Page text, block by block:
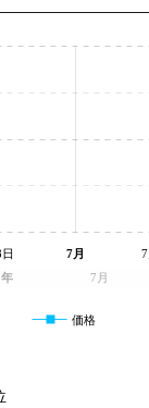
7月
7月
価格